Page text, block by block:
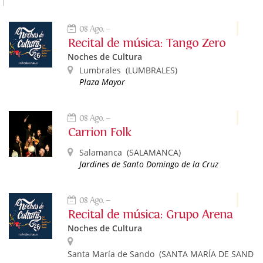
08 Ago.
Recital de música: Tango Zero
Noches de Cultura
Lumbrales (LUMBRALES)
Plaza Mayor
08 Ago.
Carrion Folk
Salamanca (SALAMANCA)
Jardines de Santo Domingo de la Cruz
08 Ago.
Recital de música: Grupo Arena
Noches de Cultura
Santa María de Sando (SANTA MARÍA DE SANDO)